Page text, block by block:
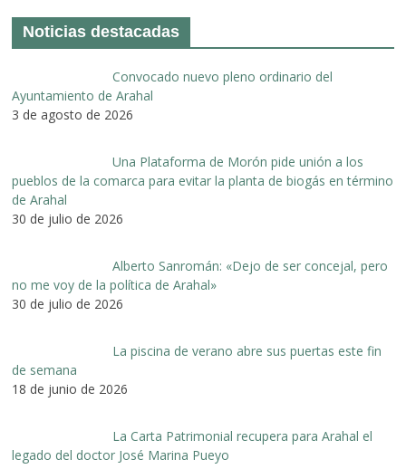
Noticias destacadas
Convocado nuevo pleno ordinario del
Ayuntamiento de Arahal
3 de agosto de 2026
Una Plataforma de Morón pide unión a los
pueblos de la comarca para evitar la planta de biogás en término
de Arahal
30 de julio de 2026
Alberto Sanromán: «Dejo de ser concejal, pero
no me voy de la política de Arahal»
30 de julio de 2026
La piscina de verano abre sus puertas este fin
de semana
18 de junio de 2026
La Carta Patrimonial recupera para Arahal el
legado del doctor José Marina Pueyo